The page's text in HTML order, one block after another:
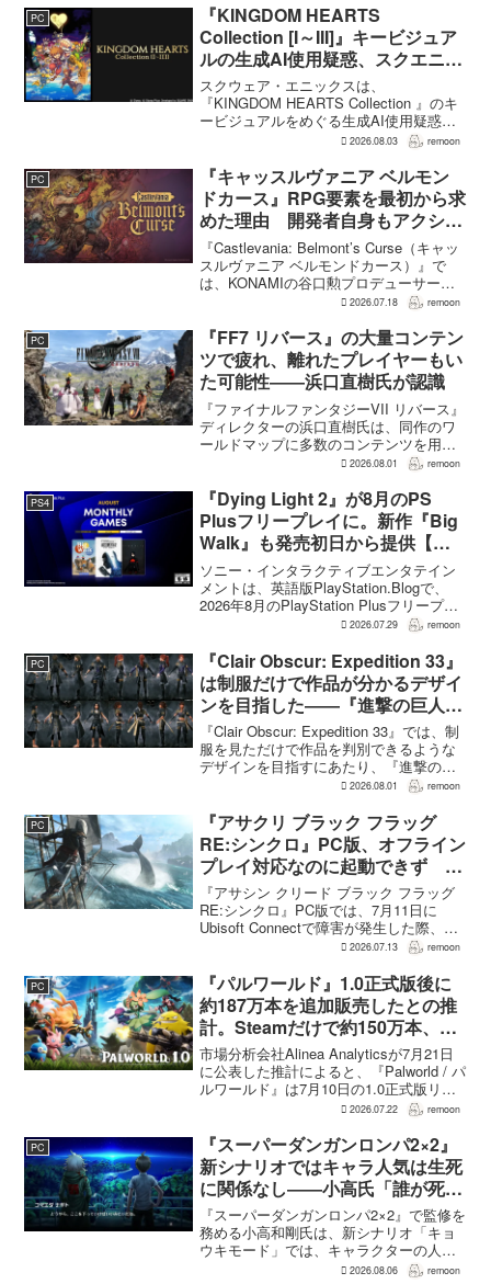
は、ゲーム総合プロデューサーの二見鷹
介氏が...
PC
『KINGDOM HEARTS
Collection [I～III]』キービジュア
ルの生成AI使用疑惑、スクエニが
否定――不自然な描写は「人為的
ミス」
スクウェア・エニックスは、
『KINGDOM HEARTS Collection 』のキ
ービジュアルをめぐる生成AI使用疑惑に
ついて、問題となったアセットは開発チ
不自然な箇所は「人為的ミス」によるも
のだと...
2026.08.03 remoon
PC
『キャッスルヴァニア ベルモン
ドカース』RPG要素を最初から求
めた理由 開発者自身もアクショ
ンのつらさを実感
『Castlevania: Belmont’s Curse（キャッ
スルヴァニア ベルモンドカース）』で
は、KONAMIの谷口勲プロデューサー
が、レベルアップを含むRPG的システム
何度も挑戦すれば先へ進める...
2026.07.18 remoon
PC
『FF7 リバース』の大量コンテン
ツで疲れ、離れたプレイヤーもい
た可能性――浜口直樹氏が認識
『ファイナルファンタジーVII リバース』
ディレクターの浜口直樹氏は、同作のワ
ールドマップに多数のコンテンツを用意
したことで、一部のプレイヤーが疲れを
性があるとの認識を示した。
GamesRadar+のイン...
2026.08.01 remoon
PS4
『Dying Light 2』が8月のPS
Plusフリープレイに。新作『Big
Walk』も発売初日から提供【海
外発表】
ソニー・インタラクティブエンタテイン
メントは、英語版PlayStation.Blogで、
2026年8月のPlayStation Plusフリープレ
イとして『Dying Light 2 Stay Human:
2026.07.29 remoon
PC
『Clair Obscur: Expedition 33』
は制服だけで作品が分かるデザイ
ンを目指した――『進撃の巨人』
の制服と『BLEACH』のキャラ
造形が影響
『Clair Obscur: Expedition 33』では、制
服を見ただけで作品を判別できるような
デザインを目指すにあたり、『進撃の巨
人』を参考にしたという。あわせて、キ
ルで印象に残るデザインから...
2026.08.01 remoon
PC
『アサクリ ブラック フラッグ
RE:シンクロ』PC版、オフライン
プレイ対応なのに起動できず
Ubisoft Connect障害時に報告相
次ぐ
『アサシン クリード ブラック フラッグ
RE:シンクロ』PC版では、7月11日に
Ubisoft Connectで障害が発生した際、ゲ
ームを起動できないとの報告が相次い
きなかったという投稿もあり、影響は
全...
2026.07.13 remoon
PC
『パルワールド』1.0正式版後に
約187万本を追加販売したとの推
計。Steamだけで約150万本、累
計3050万本規模
市場分析会社Alinea Analyticsが7月21日
に公表した推計によると、『Palworld / パ
ルワールド』は7月10日の1.0正式版リリ
ース後、Steamで約150万本、PS5で約30
各プ...
2026.07.22 remoon
PC
『スーパーダンガンロンパ2×2』
新シナリオではキャラ人気は生死
に関係なし――小高氏「誰が死ん
でもヘイトメールは送らないで」
『スーパーダンガンロンパ2×2』で監修を
務める小高和剛氏は、新シナリオ「キョ
ウキモード」では、キャラクターの人気
にかかわらず退場させるとRPG Siteのイ
2026.08.06 remoon